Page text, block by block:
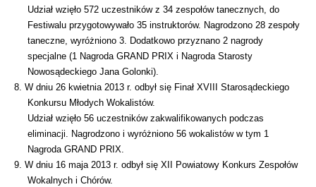
Udział wzięło 572 uczestników z 34 zespołów tanecznych, do
Festiwalu przygotowywało 35 instruktorów. Nagrodzono 28 zespoły
taneczne, wyróżniono 3. Dodatkowo przyznano 2 nagrody
specjalne (1 Nagroda GRAND PRIX i Nagroda Starosty
Nowosądeckiego Jana Golonki).
8. W dniu 26 kwietnia 2013 r. odbył się Finał XVIII Starosądeckiego
Konkursu Młodych Wokalistów.
Udział wzięło 56 uczestników zakwalifikowanych podczas
eliminacji. Nagrodzono i wyróżniono 56 wokalistów w tym 1
Nagroda GRAND PRIX.
9. W dniu 16 maja 2013 r. odbył się XII Powiatowy Konkurs Zespołów
Wokalnych i Chórów.